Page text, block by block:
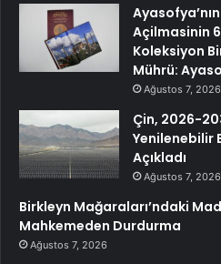
Açilmasinin
Koleksiyon
Mührü:
Ağustos 7, 2026
Çin, 2026-
Yenilenebilir
Açıkladı
Ağustos 7, 2026
Birkleyn Mağaraları’ndaki
Mahkemeden Durdurma
Ağustos 7, 2026